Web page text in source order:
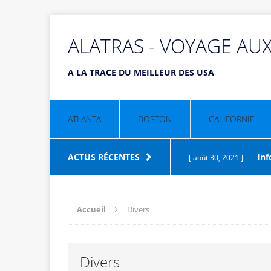
ALATRAS - VOYAGE
A LA TRACE DU MEILLEUR DES USA
ATLANTA BOSTON CALIFORNIE
ACTUS RÉCENTES [ août 30, 2021 ]
DIVERS
Accueil Divers
Divers